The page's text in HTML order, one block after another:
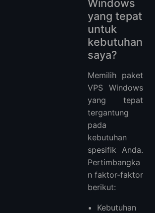
Windows
yang tepat
untuk
kebutuhan
saya?
Memilih paket
VPS Windows
yang tepat
tergantung
pada
kebutuhan
spesifik Anda.
Pertimbangka
n faktor-faktor
berikut:
Kebutuhan